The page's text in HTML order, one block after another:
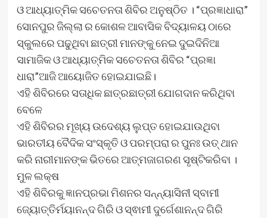
ଓ ଆଧ୍ୟାତ୍ମିକ ସଚେତନତା ଶିବିର ଅନୁଷ୍ଠିତ । “ପ୍ରଜ୍ଞାଧାରା”
ସୋନପୁର ଜିଲ୍ଲା ର କୋଶଳ ଆବାସିକ ବିଦ୍ୟାଳୟ ଠାରେ
ସ୍କୁଲରେ ପଢୁଥିବା ଛାତ୍ରୀ ମାନଙ୍କୁ ନେଇ ଦୁଇଦିନିଆ
ସାମାଜିକ ଓ ଆଧ୍ୟାତ୍ମିକ ସଚେତନତା ଶିବିର “ପ୍ରଜ୍ଞା
ଧାରା”ଆଜି ଆୟୋଜିତ ହୋଇଯାଇଛି।
ଏହି ଶିବିରରେ ସତାଧିକ ଛାତ୍ରଛାତ୍ରୀ ଯୋଗଦାନ କରିଥିବା
ବେଳେ
ଏହି ଶିବିରର ମୂଖ୍ୟ ଉଦେଶ୍ୟ ଲୁପ୍ତ ହୋଇଯାଉଥିବା
ଭାରତୀୟ ବୈଦିକ ସଂସ୍କୃତି ଓ ପରମ୍ପରା ର ପୁନଃ ଉତ୍ ଥାନ
କରି ନାରୀମାନଙ୍କ ଭିତରେ ଆତ୍ମଜାଗରଣ ସୃଷ୍ଟିକରିବା ।
ମୁଳ ଲକ୍ଷ
ଏହି ଶିବିରକୁ ଜ୍ଞାନପ୍ରଭା ମିଶନର ସନ୍ନ୍ୟାସିନୀ ସ୍ବାମୀ
ଜ୍ୟୋତ୍ତିର୍ମୟାନନ୍ଦ ଗିରି ଓ ସ୍ଵାମୀ ଦୁର୍ଗେଶାନନ୍ଦ ଗିରି